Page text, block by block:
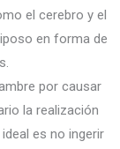
el cerebro y el
en forma de
por causar
la realización
es no ingerir